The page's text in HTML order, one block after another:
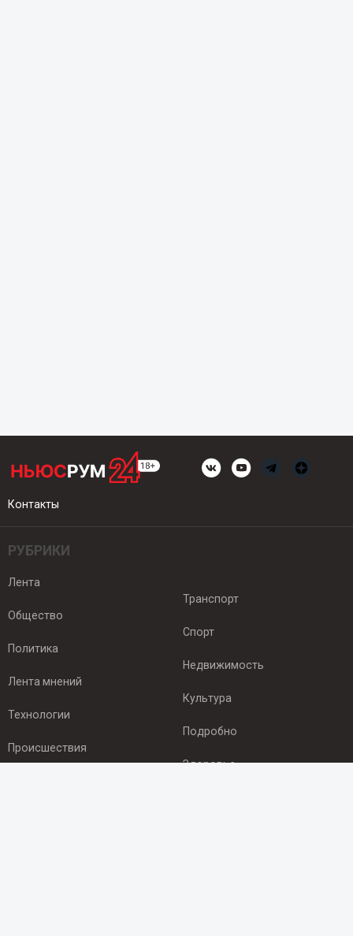
Контакты
РУБРИКИ
Лента
Общество
Политика
Лента мнений
Технологии
Происшествия
Транспорт
Спорт
Недвижимость
Культура
Подробно
Здоровье